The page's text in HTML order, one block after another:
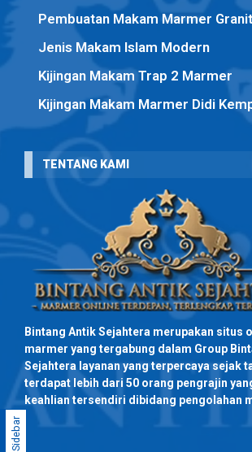
Sidebar
Pembuatan Makam Marmer Granit
Jenis Makam Islam Modern
Kijingan Makam Trap 2 Marmer
Kijingan Makam Marmer Didi
TENTANG KAMI
Bintang Antik Sejahtera merupakan situs
marmer yang tergabung dalam Group
Sejahtera layanan yang terpercaya sejak
terdapat lebih dari 50 orang pengrajin
keahlian tersendiri dibidang pengolahan